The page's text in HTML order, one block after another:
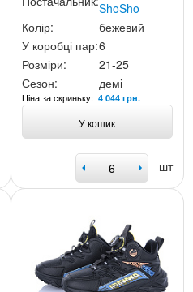
ShoSho
Колір:
бежевий
У коробці пар:6
Розміри:
21-25
Сезон:
демі
Ціна за скриньку:4 044 грн.
У кошик
шт